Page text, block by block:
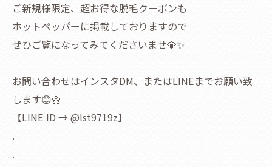
ご新規様限定、超お得な脱毛クーポンも
ホットペッパーに掲載しておりますので
ぜひご覧になってみてくださいませ💎✨
お問い合わせはインスタDM、またはLINEまでお願い致
します😊🌼
【LINE ID → @lst9719z】
.
.